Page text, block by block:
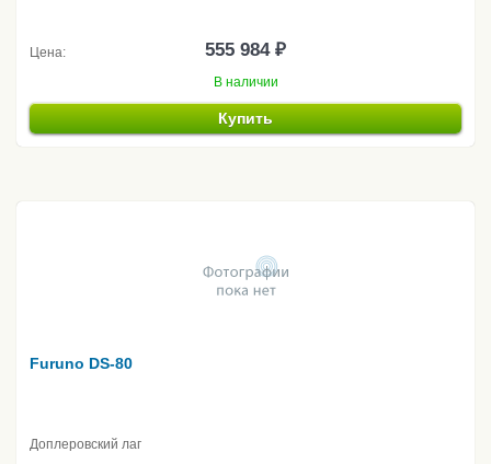
Цена: 555 984 ₽
В наличии
Купить
Furuno DS-80
Доплеровский лаг